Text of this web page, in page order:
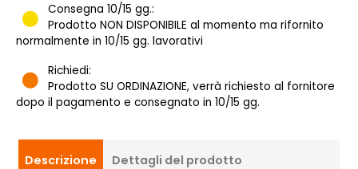
Consegna 10/15 gg.:
Prodotto NON DISPONIBILE al momento ma rifornito
normalmente in 10/15 gg. lavorativi
Richiedi:
Prodotto SU ORDINAZIONE, verrà richiesto al fornitore
dopo il pagamento e consegnato in 10/15 gg.
Descrizione Dettagli del prodotto